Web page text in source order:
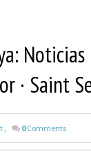
· Saint
, 0 Comments